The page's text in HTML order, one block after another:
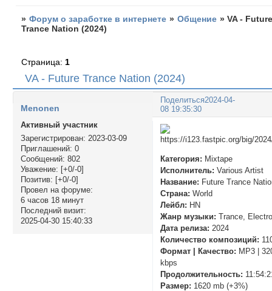
» Форум о заработке в интернете » Общение »VA -
Trance Nation (2024)
VA - Future Trance Nation (2024)
Страница: 1
Поделиться2024-04-
08 19:35:30
Menonen
Активный участник
Зарегистрирован: 2023-03-09
Приглашений: 0
Сообщений: 802
Уважение: [+0/-0]
Позитив: [+0/-0]
Провел на форуме:
6 часов 18 минут
Последний визит:
2025-04-30 15:40:33
Категория: Mixtape
Исполнитель: Various Artist
Название: Future Trance
Страна: World
Лейбл: HN
Жанр музыки: Trance,
Дата релиза: 2024
Количество композиций:
Формат | Качество: MP3 |
kbps
Продолжительность:
Размер: 1620 mb (+3%)